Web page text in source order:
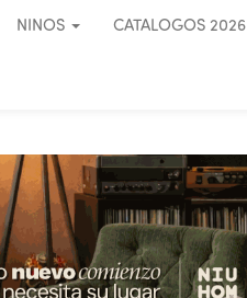
NINOS CATALOGOS 2026